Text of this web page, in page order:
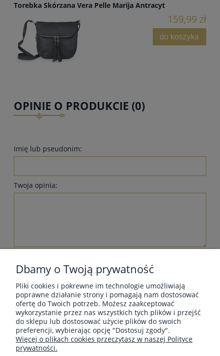
Torebka Skórzana Vera Pelle Marija Antracyt
159,99 zł
do koszyka
OPINIE O PRODUKCIE (0)
Imię lub pseudonim:
Twoja opinia:
MOJE KONTO
Dbamy o Twoją prywatność
Pliki cookies i pokrewne im technologie umożliwiają
poprawne działanie strony i pomagają nam dostosować
ofertę do Twoich potrzeb. Możesz zaakceptować
wykorzystanie przez nas wszystkich tych plików i przejść
do sklepu lub dostosować użycie plików do swoich
preferencji, wybierając opcję "Dostosuj zgody".
Więcej o plikach cookies przeczytasz w naszej Polityce
prywatności.